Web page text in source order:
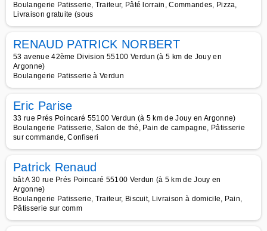
Boulangerie Patisserie, Traiteur, Pâté lorrain, Commandes, Pizza,
Livraison gratuite (sous
RENAUD PATRICK NORBERT
53 avenue 42ème Division 55100 Verdun (à 5 km de Jouy en
Argonne)
Boulangerie Patisserie à Verdun
Eric Parise
33 rue Prés Poincaré 55100 Verdun (à 5 km de Jouy en Argonne)
Boulangerie Patisserie, Salon de thé, Pain de campagne, Pâtisserie
sur commande, Confiseri
Patrick Renaud
bât A 30 rue Prés Poincaré 55100 Verdun (à 5 km de Jouy en
Argonne)
Boulangerie Patisserie, Traiteur, Biscuit, Livraison à domicile, Pain,
Pâtisserie sur comm